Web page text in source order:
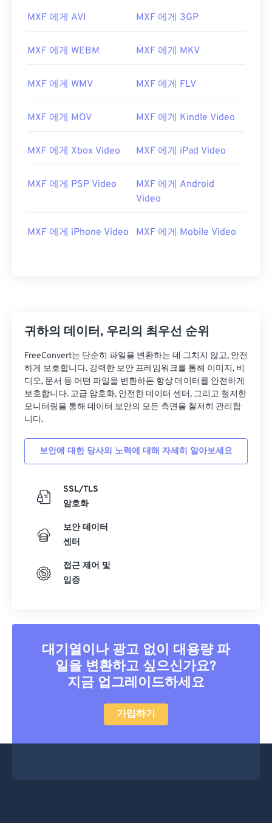
MXF 에게 AVI MXF 에게 3GP
MXF 에게 WEBM MXF 에게 MKV
MXF 에게 WMV MXF 에게 FLV
MXF 에게 MOV MXF 에게 Kindle Video
MXF 에게 Xbox Video MXF 에게 iPad Video
MXF 에게 PSP Video
MXF 에게 Android
Video
MXF 에게 iPhone Video MXF 에게 Mobile Video
귀하의 데이터, 우리의 최우선 순위
FreeConvert는 단순히 파일을 변환하는 데 그치지 않고, 안전
하게 보호합니다. 강력한 보안 프레임워크를 통해 이미지, 비
디오, 문서 등 어떤 파일을 변환하든 항상 데이터를 안전하게
보호합니다. 고급 암호화, 안전한 데이터 센터, 그리고 철저한
모니터링을 통해 데이터 보안의 모든 측면을 철저히 관리합
니다.
보안에 대한 당사의 노력에 대해 자세히 알아보세요
SSL/TLS
암호화
보안 데이터
센터
접근 제어 및
입증
대기열이나 광고 없이 대용량 파
일을 변환하고 싶으신가요?
지금 업그레이드하세요
가입하기